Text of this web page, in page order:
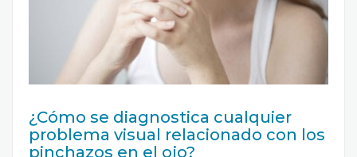
¿Cómo se diagnostica cualquier
problema visual relacionado con los
pinchazos en el ojo?